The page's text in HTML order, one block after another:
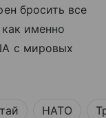
бросить все
именно
с мировых
НАТО